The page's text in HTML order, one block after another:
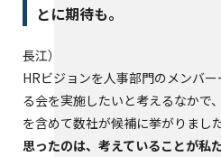
とに期待も。
長江
HRビジョンを人事部門のメンバ
る会を実施したいと考えるなかで
を含めて数社が候補に挙がりました
思ったのは、考えていることが私